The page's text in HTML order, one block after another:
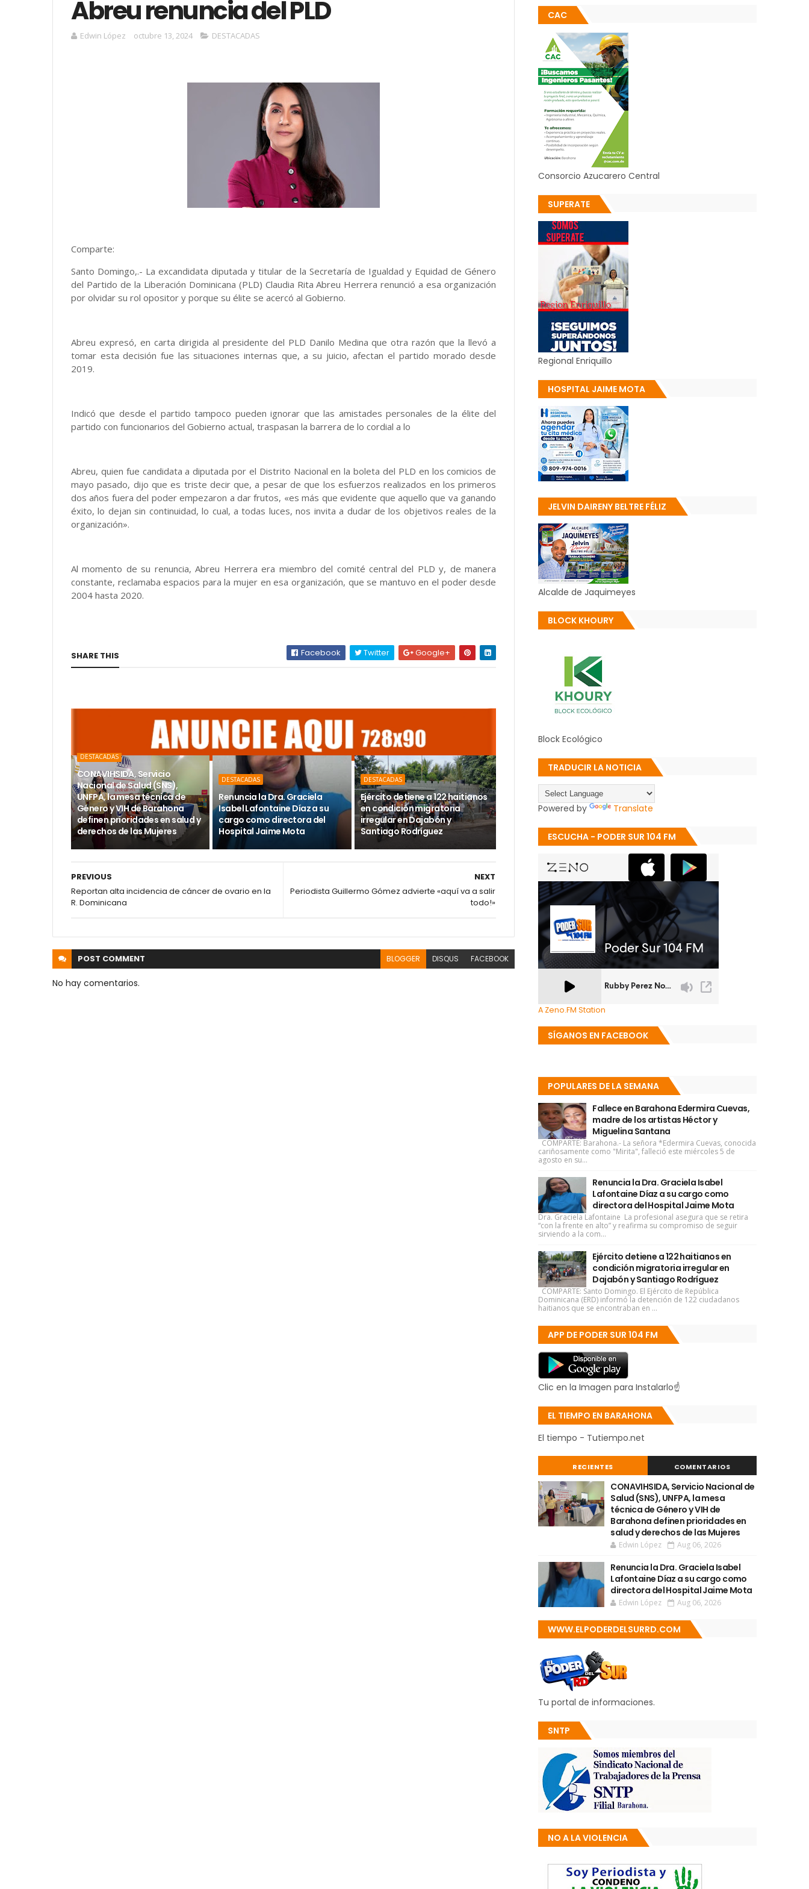
Abreu renuncia del PLD
Edwin López octubre 13, 2024 DESTACADAS
Comparte:
Santo Domingo,.- La excandidata diputada y titular de la Secretaría de Igualdad y Equidad de Género
del Partido de la Liberación Dominicana (PLD) Claudia Rita Abreu Herrera renunció a esa organización
por olvidar su rol opositor y porque su élite se acercó al Gobierno.
Abreu expresó, en carta dirigida al presidente del PLD Danilo Medina que otra razón que la llevó a
tomar esta decisión fue las situaciones internas que, a su juicio, afectan el partido morado desde
2019.
Indicó que desde el partido tampoco pueden ignorar que las amistades personales de la élite del
partido con funcionarios del Gobierno actual, traspasan la barrera de lo cordial a lo
Abreu, quien fue candidata a diputada por el Distrito Nacional en la boleta del PLD en los comicios de
mayo pasado, dijo que es triste decir que, a pesar de que los esfuerzos realizados en los primeros
dos años fuera del poder empezaron a dar frutos, «es más que evidente que aquello que va ganando
éxito, lo dejan sin continuidad, lo cual, a todas luces, nos invita a dudar de los objetivos reales de la
organización».
Al momento de su renuncia, Abreu Herrera era miembro del comité central del PLD y, de manera
constante, reclamaba espacios para la mujer en esa organización, que se mantuvo en el poder desde
2004 hasta 2020.
SHARE THIS Facebook Twitter Google+
DESTACADAS
CONAVIHSIDA, Servicio
Nacional de Salud (SNS),
UNFPA, la mesa técnica de
Género y VIH de Barahona
definen prioridades en salud y
derechos de las Mujeres
DESTACADAS
Renuncia la Dra. Graciela
Isabel Lafontaine Díaz a su
cargo como directora del
Hospital Jaime Mota
DESTACADAS
Ejército detiene a 122 haitianos
en condición migratoria
irregular en Dajabón y
Santiago Rodríguez
NEXT
Periodista Guillermo Gómez advierte «aquí va a salir
todo!»
PREVIOUS
Reportan alta incidencia de cáncer de ovario en la
R. Dominicana
POST COMMENT BLOGGER DISQUS FACEBOOK
No hay comentarios.
CAC
Consorcio Azucarero Central
SUPERATE
Regional Enriquillo
HOSPITAL JAIME MOTA
JELVIN DAIRENY BELTRE FÉLIZ
Alcalde de Jaquimeyes
BLOCK KHOURY
Block Ecológico
TRADUCIR LA NOTICIA
Powered by Translate
ESCUCHA - PODER SUR 104 FM
A Zeno.FM Station
SÍGANOS EN FACEBOOK
POPULARES DE LA SEMANA
Fallece en Barahona Edermira Cuevas,
madre de los artistas Héctor y
Miguelina Santana
COMPARTE: Barahona.- La señora *Edermira Cuevas, conocida
cariñosamente como "Mirita", falleció este miércoles 5 de
agosto en su...
Renuncia la Dra. Graciela Isabel
Lafontaine Díaz a su cargo como
directora del Hospital Jaime Mota
Dra. Graciela Lafontaine La profesional asegura que se retira
“con la frente en alto” y reafirma su compromiso de seguir
sirviendo a la com...
Ejército detiene a 122 haitianos en
condición migratoria irregular en
Dajabón y Santiago Rodríguez
COMPARTE: Santo Domingo. El Ejército de República
Dominicana (ERD) informó la detención de 122 ciudadanos
haitianos que se encontraban en ...
APP DE PODER SUR 104 FM
Clic en la Imagen para Instalarlo☝
EL TIEMPO EN BARAHONA
El tiempo - Tutiempo.net
RECIENTES COMENTARIOS
CONAVIHSIDA, Servicio Nacional de
Salud (SNS), UNFPA, la mesa
técnica de Género y VIH de
Barahona definen prioridades en
salud y derechos de las Mujeres
Edwin López Aug 06, 2026
Renuncia la Dra. Graciela Isabel
Lafontaine Díaz a su cargo como
directora del Hospital Jaime Mota
Edwin López Aug 06, 2026
WWW.ELPODERDELSURRD.COM
Tu portal de informaciones.
SNTP
NO A LA VIOLENCIA